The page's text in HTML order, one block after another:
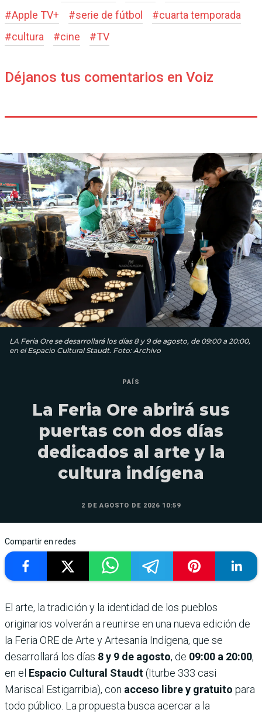
#Apple TV+ #serie de fútbol #cuarta temporada
#cultura #cine #TV
Déjanos tus comentarios en Voiz
LA Feria Ore se desarrollará los días 8 y 9 de agosto, de 09:00 a 20:00,
en el Espacio Cultural Staudt. Foto: Archivo
PAÍS
La Feria Ore abrirá sus
puertas con dos días
dedicados al arte y la
cultura indígena
2 DE AGOSTO DE 2026 10:59
Compartir en redes
El arte, la tradición y la identidad de los pueblos
originarios volverán a reunirse en una nueva edición de
la Feria ORE de Arte y Artesanía Indígena, que se
desarrollará los días 8 y 9 de agosto, de 09:00 a 20:00,
en el Espacio Cultural Staudt(Iturbe 333 casi
Mariscal Estigarribia), con acceso libre y gratuito para
todo público. La propuesta busca acercar a la